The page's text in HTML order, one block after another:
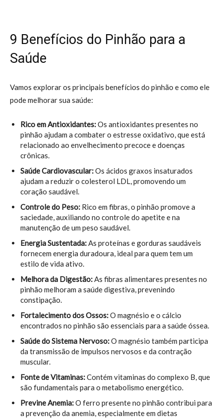
9 Benefícios do Pinhão para a
Saúde
Vamos explorar os principais benefícios do pinhão e como ele
pode melhorar sua saúde:
Rico em Antioxidantes:Os antioxidantes presentes no
pinhão ajudam a combater o estresse oxidativo, que está
relacionado ao envelhecimento precoce e doenças
crônicas.
Saúde Cardiovascular:Os ácidos graxos insaturados
ajudam a reduzir o colesterol LDL, promovendo um
coração saudável.
Controle do Peso: Rico em fibras, o pinhão promove a
saciedade, auxiliando no controle do apetite e na
manutenção de um peso saudável.
Energia Sustentada:As proteínas e gorduras saudáveis
fornecem energia duradoura, ideal para quem tem um
estilo de vida ativo.
Melhora da Digestão:As fibras alimentares presentes no
pinhão melhoram a saúde digestiva, prevenindo
constipação.
Fortalecimento dos Ossos:O magnésio e o cálcio
encontrados no pinhão são essenciais para a saúde óssea.
Saúde do Sistema Nervoso:O magnésio também participa
da transmissão de impulsos nervosos e da contração
muscular.
Fonte de Vitaminas:Contém vitaminas do complexo B, que
são fundamentais para o metabolismo energético.
Previne Anemia:O ferro presente no pinhão contribui para
a prevenção da anemia, especialmente em dietas